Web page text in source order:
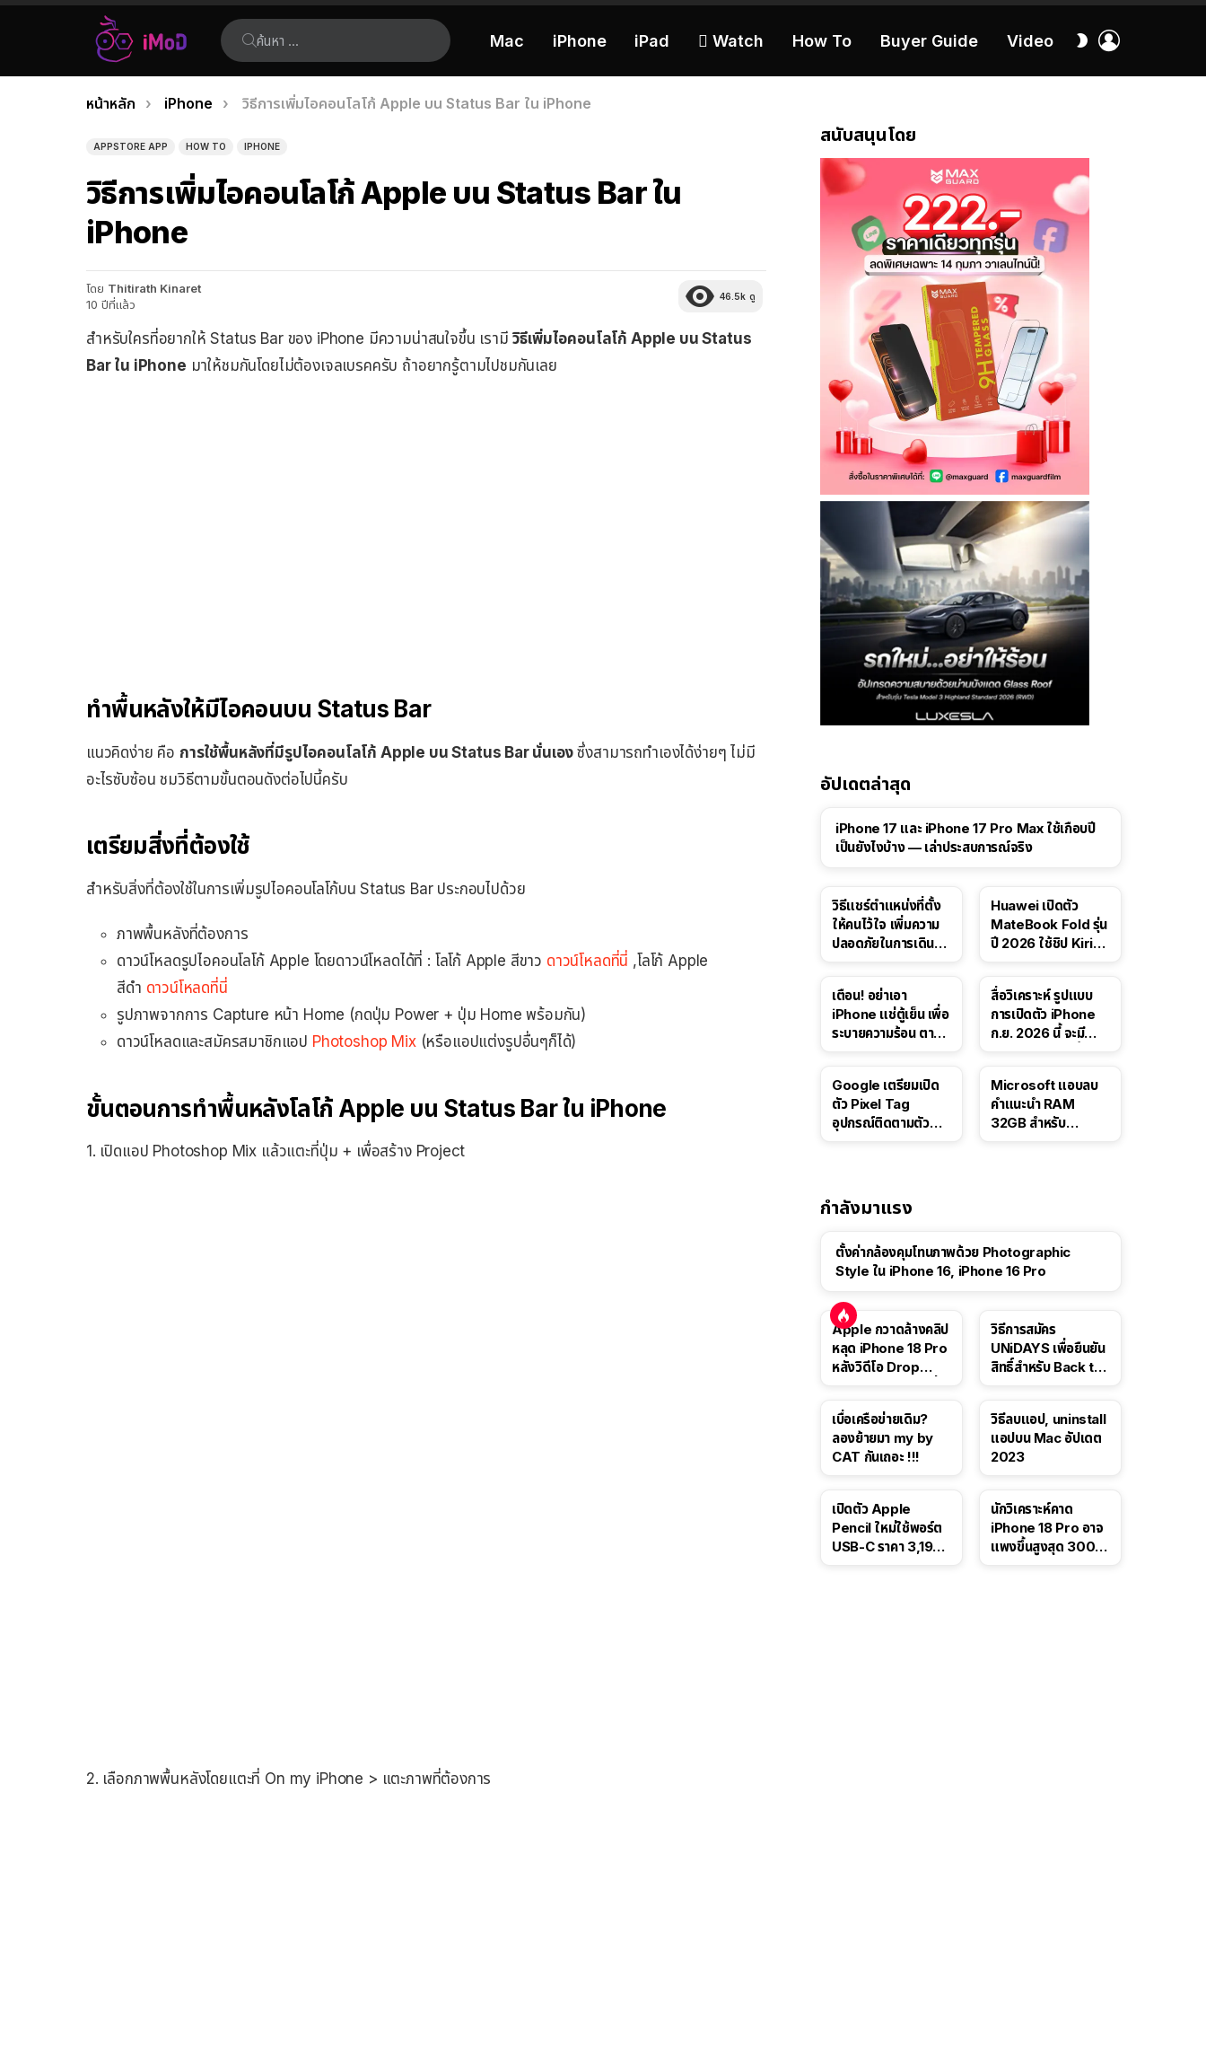
ค้นหา:
Mac iPhone iPad  Watch How To Buyer Guide Video
สลับ
เรื่อง
ล่าสุด
คุณอยู่ที่นี่:
หน้าหลัก iPhone วิธีการเพิ่มไอคอนโลโก้ Apple บน Status Bar ใน iPhone
APPSTORE APP HOW TO IPHONE
วิธีการเพิ่มไอคอนโลโก้ Apple บน Status Bar ใน
iPhone
โดย Thitirath Kinaret
10 ปีที่แล้ว
46.5k ดู
สำหรับใครที่อยากให้ Status Bar ของ iPhone มีความน่าสนใจขึ้น เรามีวิธีเพิ่มไอคอนโลโก้ Apple บน Status
Bar ใน iPhone มาให้ชมกันโดยไม่ต้องเจลเบรคครับ ถ้าอยากรู้ตามไปชมกันเลย
ทำพื้นหลังให้มีไอคอนบน Status Bar
แนวคิดง่าย คือ การใช้พื้นหลังที่มีรูปไอคอนโลโก้ Apple บน Status Bar นั่นเองซึ่งสามารถทำเองได้ง่ายๆ ไม่มี
อะไรซับซ้อน ชมวิธีตามขั้นตอนดังต่อไปนี้ครับ
เตรียมสิ่งที่ต้องใช้
สำหรับสิ่งที่ต้องใช้ในการเพิ่มรูปไอคอนโลโก้บน Status Bar ประกอบไปด้วย
ภาพพื้นหลังที่ต้องการ
ดาวน์โหลดรูปไอคอนโลโก้ Apple โดยดาวน์โหลดได้ที่ : โลโก้ Apple สีขาว ดาวน์โหลดที่นี่ ,โลโก้ Apple
สีดำ ดาวน์โหลดที่นี่
รูปภาพจากการ Capture หน้า Home (กดปุ่ม Power + ปุ่ม Home พร้อมกัน)
ดาวน์โหลดและสมัครสมาชิกแอป Photoshop Mix(หรือแอปแต่งรูปอื่นๆก็ได้)
ขั้นตอนการทำพื้นหลังโลโก้ Apple บน Status Bar ใน iPhone
1. เปิดแอป Photoshop Mix แล้วแตะที่ปุ่ม + เพื่อสร้าง Project
2. เลือกภาพพื้นหลังโดยแตะที่ On my iPhone > แตะภาพที่ต้องการ
สนับสนุนโดย
อัปเดตล่าสุด
41:47
iPhone 17 และ iPhone 17 Pro Max ใช้เกือบปี
เป็นยังไงบ้าง — เล่าประสบการณ์จริง
วิธีแชร์ตำแหน่งที่ตั้ง
ให้คนไว้ใจ เพิ่มความ
ปลอดภัยในการเดิน
Huawei เปิดตัว
MateBook Fold รุ่น
ปี 2026 ใช้ชิป Kirin
เตือน! อย่าเอา
iPhone แช่ตู้เย็น เพื่อ
ระบายความร้อน ตาม
สื่อวิเคราะห์ รูปแบบ
การเปิดตัว iPhone
ก.ย. 2026 นี้ จะมี
Google เตรียมเปิด
ตัว Pixel Tag
อุปกรณ์ติดตามตัว
Microsoft แอบลบ
คำแนะนำ RAM
32GB สำหรับ
กำลังมาแรง
ตั้งค่ากล้องคุมโทนภาพด้วย Photographic
Style ใน iPhone 16, iPhone 16 Pro
Apple กวาดล้างคลิป
หลุด iPhone 18 Pro
หลังวิดีโอ Drop
วิธีการสมัคร
UNiDAYS เพื่อยืนยัน
สิทธิ์สำหรับ Back to
เบื่อเครือข่ายเดิม?
ลองย้ายมา my by
CAT กันเถอะ !!!
วิธีลบแอป, uninstall
แอปบน Mac อัปเดต
2023
เปิดตัว Apple
Pencil ใหม่ใช้พอร์ต
USB-C ราคา 3,190
นักวิเคราะห์คาด
iPhone 18 Pro อาจ
แพงขึ้นสูงสุด 300